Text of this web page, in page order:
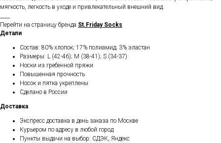
мягкость, легкость в уходе и привлекательный внешний вид.
Перейти на страницу бренда St.Friday Socks
Детали
Состав: 80% хлопок; 17% полиамид; 3% эластан
Размеры: L (42-46); M (38-41); S (34-37)
Носки из гребенной пряжи
Повышенная прочность
Носок и пятка укреплены
Сделано в России
Доставка
Экспресс доставка в день заказа по Москве
Курьером по адресу в любой город
Пункты выдачи на выбор: СДЭК, Яндекс